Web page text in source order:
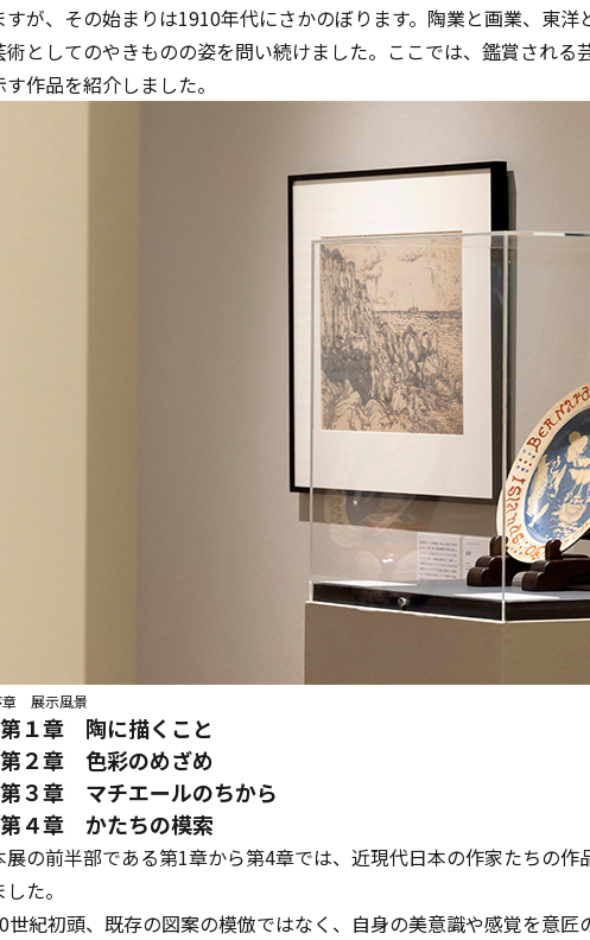
すが、その始まりは1910年代にさかのぼります。陶業と画業、東
術としてのやきものの姿を問い続けました。ここでは、鑑賞され
す作品を紹介しました。
章 展示風景
第１章 陶に描くこと
第２章 色彩のめざめ
第３章 マチエールのちから
第４章 かたちの模索
展の前半部である第1章から第4章では、近現代日本の作家たちの
た。
世紀初頭、既存の図案の模倣ではなく、自身の美意識や感覚を意